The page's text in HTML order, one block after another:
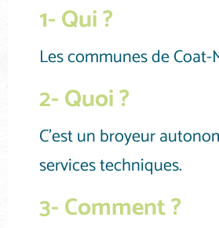
1- Qui ?
Les communes de
2- Quoi ?
C’est un broyeur
services techniques.
3- Comment ?